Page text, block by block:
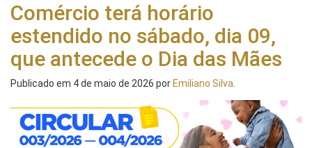
Comércio terá horário
estendido no sábado, dia 09,
que antecede o Dia das Mães
Publicado em 4 de maio de 2026 por Emiliano Silva